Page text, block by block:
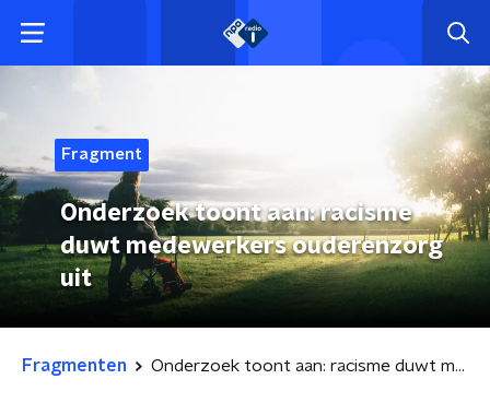
Fragment
Onderzoek toont aan: racisme
duwt medewerkers ouderenzorg
uit
Fragmenten Onderzoek toont aan: racisme duwt medewerkers ouderenzorg uit